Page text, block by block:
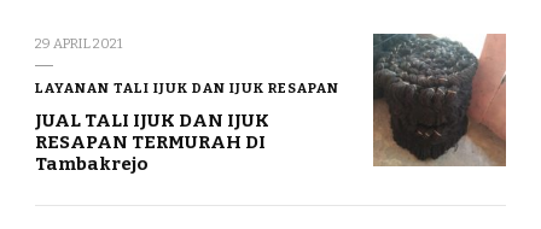
29 APRIL 2021
LAYANAN TALI IJUK DAN IJUK RESAPAN
JUAL TALI IJUK DAN IJUK
RESAPAN TERMURAH DI
Tambakrejo